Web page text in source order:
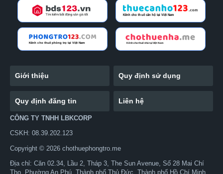
Giới thiệu Quy định sử dụng
Quy định đăng tin Liên hệ
CÔNG TY TNHH LBKCORP
CSKH: 08.39.202.123
Copyright © 2026 chothuephongtro.me
Địa chỉ: Căn 02.34, Lầu 2, Tháp 3, The Sun Avenue, Số 28 Mai Chí